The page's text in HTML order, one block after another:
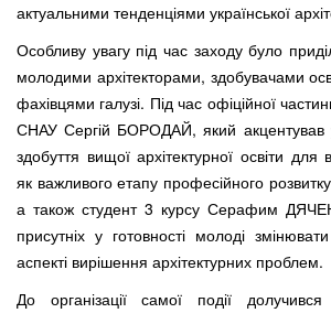
актуальними тенденціями української
Особливу увагу під час заходу було
молодими архітекторами, здобувачами
фахівцями галузі. Під час офіційної
СНАУ Сергій БОРОДАЙ, який акцентував
здобуття вищої архітектурної освіти для
як важливого етапу професійного
а також студент 3 курсу Серафим
присутніх у готовності молоді
аспекті вирішення архітектурних проблем.
До організації самої події